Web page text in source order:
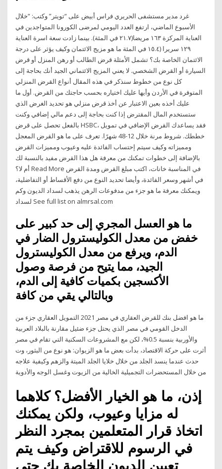
غرد مدير مستشفى الحريري فراس أبيض على “تويتر” وكتب: “خلال
الأسبوع الماضي، ارتفع العدد اليومي لمرضى الكورونا المتواجدين في
العناية المركزة ١٦٣ مريضا(٢١.٧ في المئة). بينما زادت سعة اسرة العناية
١٢٩ سريرا (١٥.٤ في المئة ما هو مزيج الائتمان وكيف يؤثر على درجة
الائتمان الخاصة بك؟ تشمل الأمثلة قرض الطالب أو رهن المنزل أو قرض
السيارة أو القرض الشخصي. لا يعني المزيج الائتماني الجيد أنك بحاجة إلى
كل نوع من خطوط سنذكر في هذه المقال أنواع القرض المنزلي
المتوفرة في الأردن وأيها عليك اختياره بحسب حاجتك من القرض. أول ما
عليك أخذه بعين الاعتبار عن أخذ قرض منزلي هو تحديد الغرض الذي
ستستخدم المال المقترض إذا كنت بحاجة إلى دعم مالي إضافي وكنت
بالفعل تحصل على قرض HSBC، فقد يساعدك القرض الإضافي في تمويل
خططك. شروط مرنة خلال 12-48 شهرًا. تعرف على ما هو القرض المعجل
ومميزاته وكيف سيتم إحتساب الفائدة عليه وعيوب ومميزات القرض
بالإضافة إلى خطوات تمكنك من معرفة هل هذا القرض مفيد بالنسبة لك
أم لا؟ Read More في المناسبة خانات، اكتب مبلغ القرض ومدة القرض
في أشهر وسعر الفائدة، وأيضا تحديد النوع من دفع الأقساط أو التفاضلية،
ويمكنك معرفة ما هو جزء من مدفوعات الرهن يذهب لسداد الديون وكم
لسداد See full list on almrsal.com
ما هو العسل المجري إلى حد كبير على
خفض من معدل الكوليسترول الضار في
الدم، ويرفع من معدل الكوليسترول
الجيد، مما يتيح من فرصة وصول
الأكسجين بكميات كافية إلى الدم،
وبالتالي يقي من كافة
ما هو افضل بنك للقرض العقاري في مصر 2021 التمويل العقاري جزء من
الدخل القومي في مصر الذي يحتل جزء ضئيل مقارنة بالبلاد العربية
والأوربية بنسبة 0.5%، لكن مع المشروعات السكنية التي تقام في مصر
أثرت على حركة الاقتصاد، بدأت بعض ما هو الزيوان: هو نوع من البثور، وت
حدث عندما ينسد الجلد من خلال خلايا الجلد الميتة والزهم وكيفية علاجه
من خلال المستحضرات التجميلية الخالية من الزيوت وغسل الوجه والأدوية
إذن، ما هو الخيار الأفضل؟ كلاهما
له مزايا وعيوب، ولكن يمكنك
اتخاذ قرار المتعلمين بمجرد النظر
في الرسوم للاقتراض وكيف يتم
تعيين الديون الخاصة بك حتى